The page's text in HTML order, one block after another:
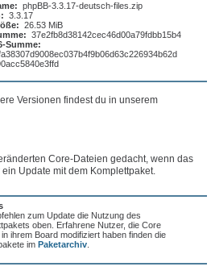
phpBB-3.3.17-deutsch-files.zip
3.3.17
26.53 MiB
37e2fb8d38142cec46d00a79fdbb15b4
Summe:
Versionen findest du in unserem
Core-Dateien gedacht, wenn das
Update mit dem Komplettpaket.
zum Update die Nutzung des
oben. Erfahrene Nutzer, die Core
in ihrem Board modifiziert haben finden die
imPaketarchiv